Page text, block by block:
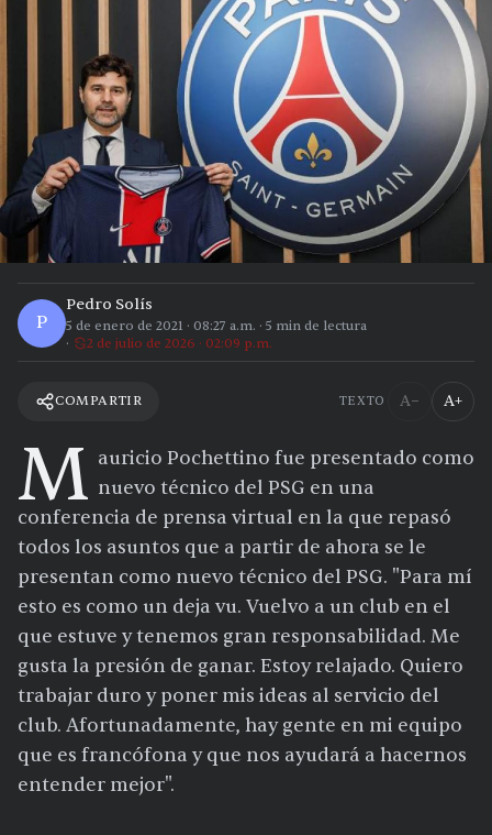
P
Pedro Solís
5 de enero de 2021 · 08:27 a.m. · 5 min de lectura
2 de julio de 2026 · 02:09 p.m.
COMPARTIR TEXTO A− A+
M auricio Pochettino fue presentado como
nuevo técnico del PSG en una
conferencia de prensa virtual en la que repasó
todos los asuntos que a partir de ahora se le
presentan como nuevo técnico del PSG. "Para mí
esto es como un deja vu. Vuelvo a un club en el
que estuve y tenemos gran responsabilidad. Me
gusta la presión de ganar. Estoy relajado. Quiero
trabajar duro y poner mis ideas al servicio del
club. Afortunadamente, hay gente en mi equipo
que es francófona y que nos ayudará a hacernos
entender mejor".